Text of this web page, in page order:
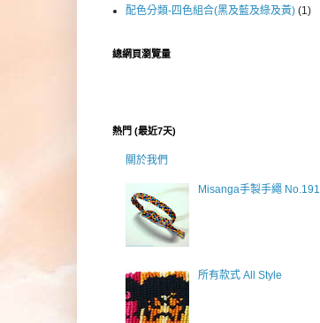
配色分類-四色組合(黑及藍及綠及黃) (1)
總網頁瀏覽量
熱門 (最近7天)
關於我們
Misanga手製手繩 No.191
所有款式 All Style